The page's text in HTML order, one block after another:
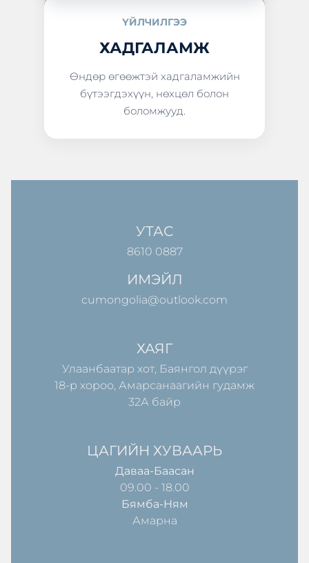
ҮЙЛЧИЛГЭЭ
ХАДГАЛАМЖ
Өндөр өгөөжтэй хадгаламжийн
бүтээгдэхүүн, нөхцөл болон
боломжууд.
УТАС
8610 0887
ИМЭЙЛ
cumongolia@outlook.com
ХАЯГ
Улаанбаатар хот, Баянгол дүүрэг
18-р хороо, Амарсанаагийн гудамж
32А байр
ЦАГИЙН ХУВААРЬ
Даваа-Баасан
09.00 - 18.00
Бямба-Ням
Амарна